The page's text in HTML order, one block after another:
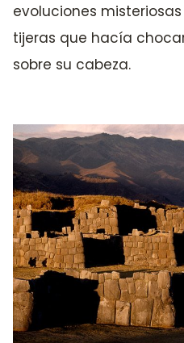
evoluciones
tijeras que hacía
sobre su cabeza.